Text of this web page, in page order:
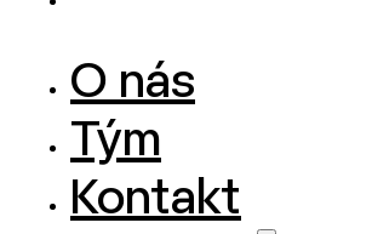
O nás
Tým
Kontakt